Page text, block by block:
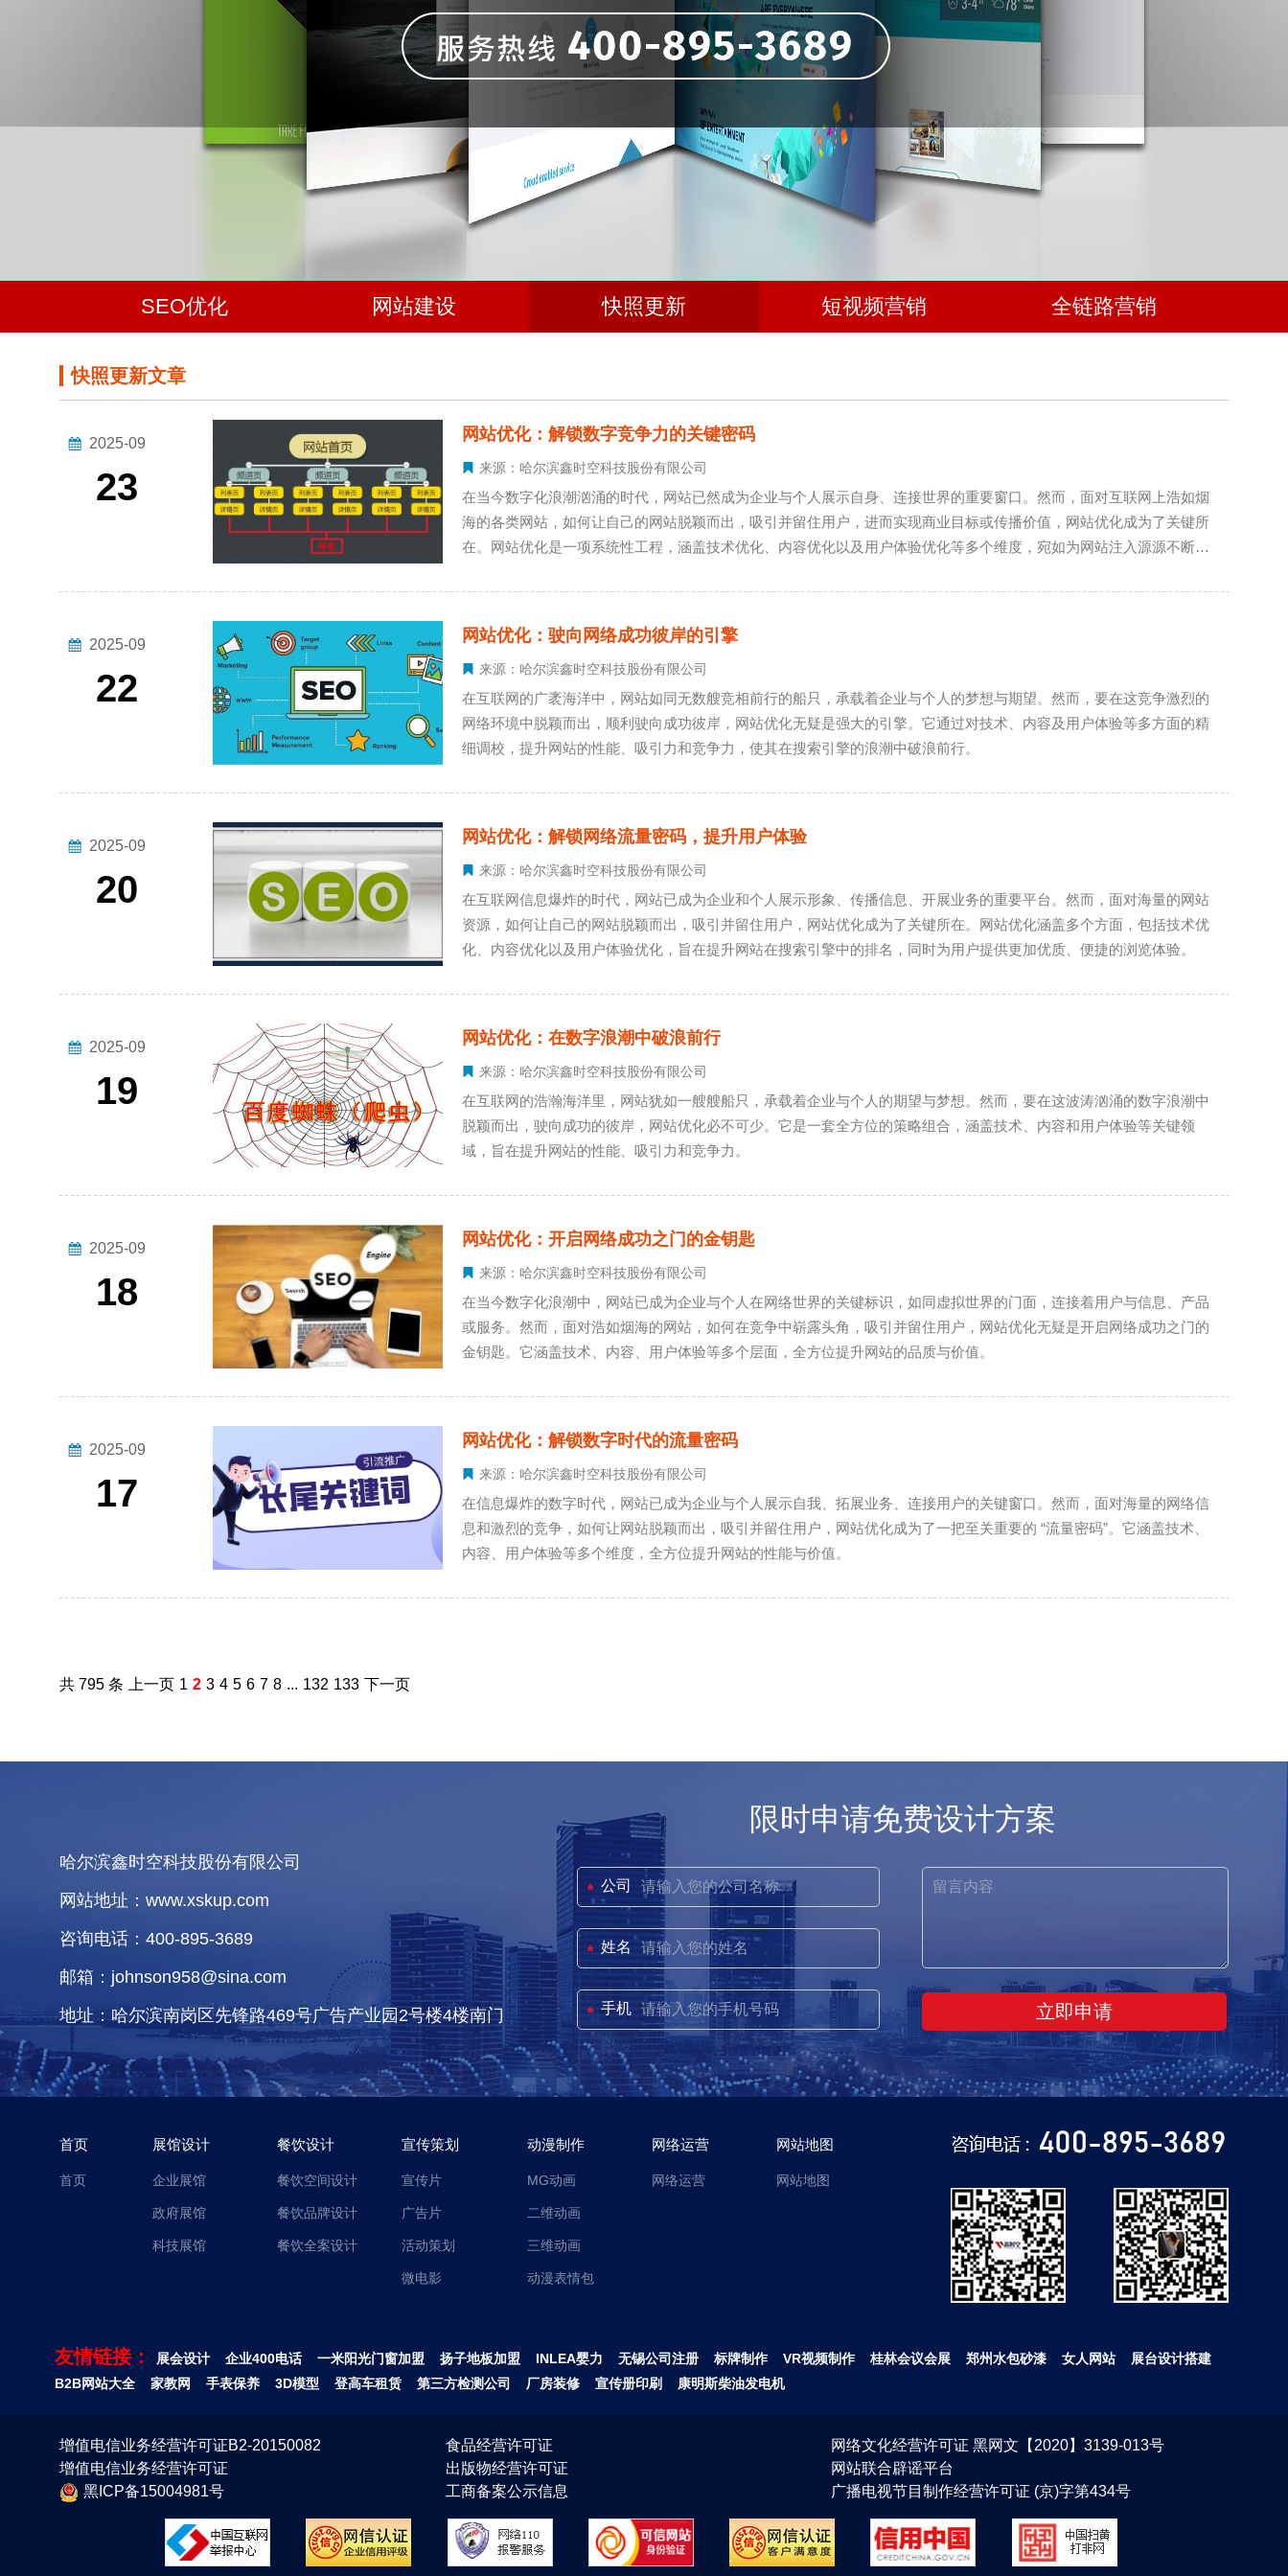
SEO优化 网站建设 快照更新 短视频营销 全链路营销
快照更新文章
2025-09
23
网站优化：解锁数字竞争力的关键密码
来源：哈尔滨鑫时空科技股份有限公司
在当今数字化浪潮汹涌的时代，网站已然成为企业与个人展示自身、连接世界的重要窗口。然而，面对互联网上浩如烟
海的各类网站，如何让自己的网站脱颖而出，吸引并留住用户，进而实现商业目标或传播价值，网站优化成为了关键所
在。网站优化是一项系统性工程，涵盖技术优化、内容优化以及用户体验优化等多个维度，宛如为网站注入源源不断的
2025-09
22
网站优化：驶向网络成功彼岸的引擎
来源：哈尔滨鑫时空科技股份有限公司
在互联网的广袤海洋中，网站如同无数艘竞相前行的船只，承载着企业与个人的梦想与期望。然而，要在这竞争激烈的
网络环境中脱颖而出，顺利驶向成功彼岸，网站优化无疑是强大的引擎。它通过对技术、内容及用户体验等多方面的精
细调校，提升网站的性能、吸引力和竞争力，使其在搜索引擎的浪潮中破浪前行。
2025-09
20
网站优化：解锁网络流量密码，提升用户体验
来源：哈尔滨鑫时空科技股份有限公司
在互联网信息爆炸的时代，网站已成为企业和个人展示形象、传播信息、开展业务的重要平台。然而，面对海量的网站
资源，如何让自己的网站脱颖而出，吸引并留住用户，网站优化成为了关键所在。网站优化涵盖多个方面，包括技术优
化、内容优化以及用户体验优化，旨在提升网站在搜索引擎中的排名，同时为用户提供更加优质、便捷的浏览体验。
2025-09
19
网站优化：在数字浪潮中破浪前行
来源：哈尔滨鑫时空科技股份有限公司
在互联网的浩瀚海洋里，网站犹如一艘艘船只，承载着企业与个人的期望与梦想。然而，要在这波涛汹涌的数字浪潮中
脱颖而出，驶向成功的彼岸，网站优化必不可少。它是一套全方位的策略组合，涵盖技术、内容和用户体验等关键领
域，旨在提升网站的性能、吸引力和竞争力。
2025-09
18
网站优化：开启网络成功之门的金钥匙
来源：哈尔滨鑫时空科技股份有限公司
在当今数字化浪潮中，网站已成为企业与个人在网络世界的关键标识，如同虚拟世界的门面，连接着用户与信息、产品
或服务。然而，面对浩如烟海的网站，如何在竞争中崭露头角，吸引并留住用户，网站优化无疑是开启网络成功之门的
金钥匙。它涵盖技术、内容、用户体验等多个层面，全方位提升网站的品质与价值。
2025-09
17
网站优化：解锁数字时代的流量密码
来源：哈尔滨鑫时空科技股份有限公司
在信息爆炸的数字时代，网站已成为企业与个人展示自我、拓展业务、连接用户的关键窗口。然而，面对海量的网络信
息和激烈的竞争，如何让网站脱颖而出，吸引并留住用户，网站优化成为了一把至关重要的 “流量密码”。它涵盖技术、
内容、用户体验等多个维度，全方位提升网站的性能与价值。
共 795 条 上一页 1 2 3 4 5 6 7 8 ... 132 133 下一页
哈尔滨鑫时空科技股份有限公司
网站地址：www.xskup.com
咨询电话：400-895-3689
邮箱：johnson958@sina.com
地址：哈尔滨南岗区先锋路469号广告产业园2号楼4楼南门
限时申请免费设计方案
公司
姓名
手机
首页
首页
展馆设计
企业展馆
政府展馆
科技展馆
餐饮设计
餐饮空间设计
餐饮品牌设计
餐饮全案设计
宣传策划
宣传片
广告片
活动策划
微电影
动漫制作
MG动画
二维动画
三维动画
动漫表情包
网络运营
网络运营
网站地图
网站地图
友情链接： 展会设计 企业400电话 一米阳光门窗加盟 扬子地板加盟 INLEA婴力 无锡公司注册 标牌制作 VR视频制作 桂林会议会展 郑州水包砂漆 女人网站
展台设计搭建
B2B网站大全
家教网 手表保养 3D模型 登高车租赁 第三方检测公司 厂房装修 宣传册印刷 康明斯柴油发电机
增值电信业务经营许可证B2-20150082 食品经营许可证
网络文化经营许可证 黑网文【2020】3139-013号
增值电信业务经营许可证
出版物经营许可证
网站联合辟谣平台
黑ICP备15004981号
工商备案公示信息 广播电视节目制作经营许可证 (京)字第434号